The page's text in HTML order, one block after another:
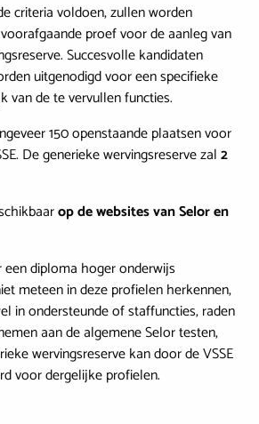
criteria voldoen, zullen worden
proef voor de aanleg van
Succesvolle kandidaten
uitgenodigd voor een specifieke
van de te vervullen functies.
150 openstaande plaatsen voor
De generieke wervingsreserve zal2
op de websites van Selor en
diploma hoger onderwijs
meteen in deze profielen herkennen,
in ondersteunde of staffuncties, raden
aan de algemene Selor testen,
wervingsreserve kan door de VSSE
voor dergelijke profielen.